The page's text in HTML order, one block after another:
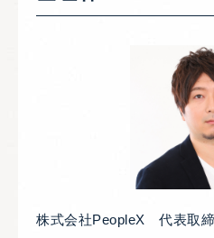
株式会社PeopleX 代表取